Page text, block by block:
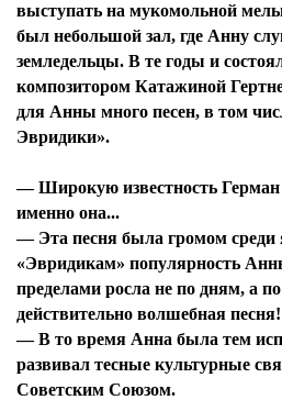
выступать на мукомольной
был небольшой зал, где Анну
земледельцы. В те годы и
композитором Катажиной
для Анны много песен, в том
Эвридики».
— Широкую известность Герман
именно она...
— Эта песня была громом среди
«Эвридикам» популярность
пределами росла не по дням, а
действительно волшебная песня!
— В то время Анна была тем
развивал тесные культурные
Советским Союзом.